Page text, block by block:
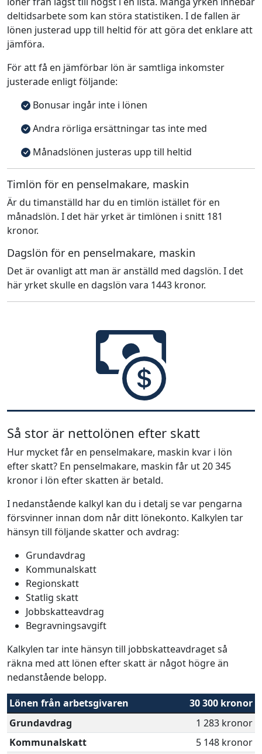
deltidsarbete som kan störa statistiken. I de fallen är
lönen justerad upp till heltid för att göra det enklare att
jämföra.
För att få en jämförbar lön är samtliga inkomster
justerade enligt följande:
Bonusar ingår inte i lönen
Andra rörliga ersättningar tas inte med
Månadslönen justeras upp till heltid
Timlön för en penselmakare, maskin
Är du timanställd har du en timlön istället för en
månadslön. I det här yrket är timlönen i snitt 181
kronor.
Dagslön för en penselmakare, maskin
Det är ovanligt att man är anställd med dagslön. I det
här yrket skulle en dagslön vara 1443 kronor.
Så stor är nettolönen efter skatt
Hur mycket får en penselmakare, maskin kvar i lön
efter skatt? En penselmakare, maskin får ut 20 345
kronor i lön efter skatten är betald.
I nedanstående kalkyl kan du i detalj se var pengarna
försvinner innan dom når ditt lönekonto. Kalkylen tar
hänsyn till följande skatter och avdrag:
Grundavdrag
Kommunalskatt
Regionskatt
Statlig skatt
Jobbskatteavdrag
Begravningsavgift
Kalkylen tar inte hänsyn till jobbskatteavdraget så
räkna med att lönen efter skatt är något högre än
nedanstående belopp.
Lönen från arbetsgivaren
30 300 kronor
Grundavdrag
1 283 kronor
Kommunalskatt
5 148 kronor